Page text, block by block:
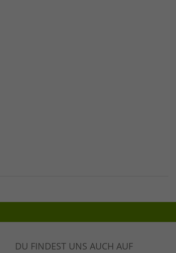
DU FINDEST UNS AUCH AUF